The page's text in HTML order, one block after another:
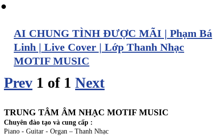
AI CHUNG TÌNH ĐƯỢC MÃI | Phạm Bá
Linh | Live Cover | Lớp Thanh Nhạc
MOTIF MUSIC
Prev 1 of 1 Next
TRUNG TÂM ÂM NHẠC MOTIF MUSIC
Chuyên đào tạo và cung cấp :
Piano - Guitar - Organ – Thanh Nhạc